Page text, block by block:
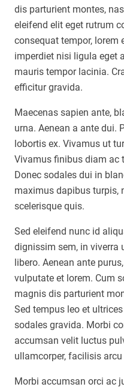
dis parturient montes,
eleifend elit eget rutrum
consequat tempor, lorem
imperdiet nisi ligula eget
mauris tempor lacinia.
efficitur gravida.
Maecenas sapien ante,
urna. Aenean a ante dui.
lobortis ex. Vivamus ut
Vivamus finibus diam ac
Donec sodales dui in
maximus dapibus turpis,
scelerisque quis.
Sed eleifend nunc id
dignissim sem, in viverra
libero. Aenean ante
vulputate et lorem. Cum
magnis dis parturient
Sed tempus leo et
sodales gravida. Morbi
accumsan velit luctus
ullamcorper, facilisis
Morbi accumsan orci ac